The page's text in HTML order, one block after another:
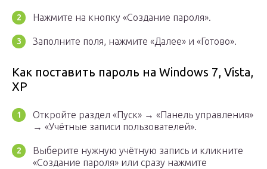
Нажмите на кнопку «Создание пароля».
Заполните поля, нажмите «Далее» и «Готово».
Как поставить пароль на Windows 7, Vista,
XP
Откройте раздел «Пуск» → «Панель управления»
→ «Учётные записи пользователей».
Выберите нужную учётную запись и кликните
«Создание пароля» или сразу нажмите